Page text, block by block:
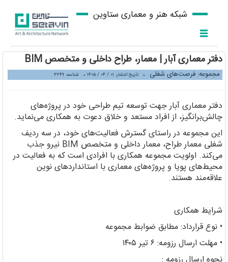
شبکه هنر و معماری ستاوین
دفتر معماری آبار | معمار، طراح داخلی و متخصص BIM
مجموعه: فرصت‌‌های شغلی ، تاریخ انتشار: ۰۱ / ۰۴ / ۱۴۰۵ ، شناسه: ۳۲۴۹
دفتر معماری آبار جهت توسعه تیم طراحی خود در پروژه‌های
چالش‌برانگیز، از افراد مستعد و خلاق دعوت به همکاری می‌نماید.
این مجموعه در راستای گسترش فعالیت‌های خود، در سه ردیف
شغلی معمار طراح، معمار داخلی و متخصص BIM نیرو جذب
می‌کند. اولویت مجموعه همکاری با افرادی است که به فعالیت در
محیط‌های پویا و پروژه‌های معماری با استانداردهای نوین
علاقه‌مند هستند.
شرایط همکاری
• نوع قرارداد: مطابق ضوابط مجموعه
• مهلت ارسال رزومه: ۶ تیر ۱۴۰۵